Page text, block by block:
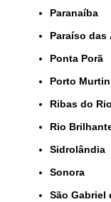
Paranaíba
Paraíso
Ponta Porã
Porto
Ribas do
Rio
Sidrolândia
Sonora
São